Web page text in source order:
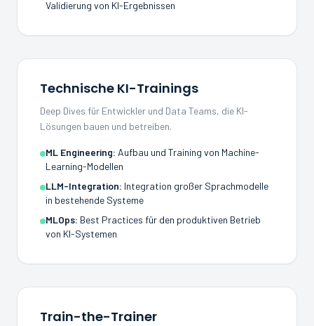
Validierung von KI-Ergebnissen
Technische KI-Trainings
Deep Dives für Entwickler und Data Teams, die KI-
Lösungen bauen und betreiben.
ML Engineering: Aufbau und Training von Machine-
Learning-Modellen
LLM-Integration: Integration großer Sprachmodelle
in bestehende Systeme
MLOps: Best Practices für den produktiven Betrieb
von KI-Systemen
Train-the-Trainer